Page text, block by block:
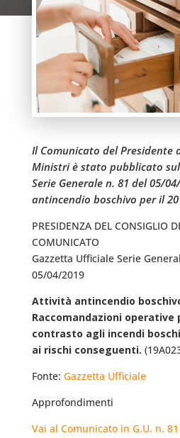
Il Comunicato del Presidente
Ministri è stato pubblicato
Serie Generale n. 81 del 05/
antincendio boschivo per il
PRESIDENZA DEL CONSIGLIO
COMUNICATO
Gazzetta Ufficiale Serie
05/04/2019
Attività antincendio
Raccomandazioni operative
contrasto agli incendi
ai rischi conseguenti.
Fonte: Gazzetta Ufficiale
Approfondimenti
Vai al Comunicato in G.U. n.